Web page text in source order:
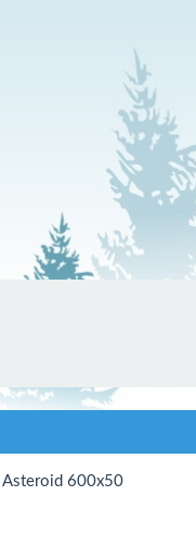
Asteroid 600x50